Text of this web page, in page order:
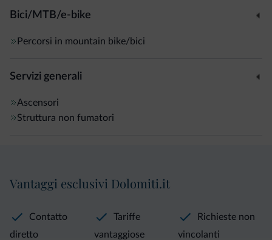
Bici/MTB/e-bike
Percorsi in mountain bike/bici
Servizi generali
Ascensori
Struttura non fumatori
Vantaggi esclusivi Dolomiti.it
Contatto
diretto
Tariffe
vantaggiose
Richieste non
vincolanti